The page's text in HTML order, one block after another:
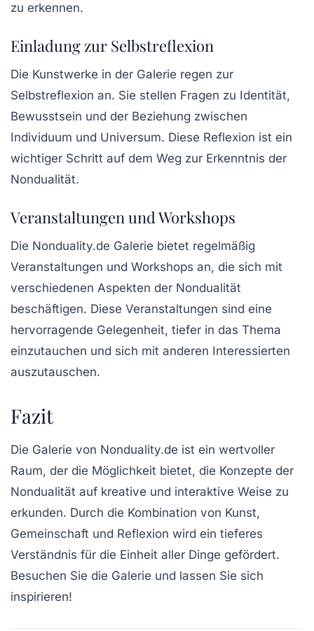
zu erkennen.
Einladung zur Selbstreflexion
Die Kunstwerke in der Galerie regen zur
Selbstreflexion an. Sie stellen Fragen zu Identität,
Bewusstsein und der Beziehung zwischen
Individuum und Universum. Diese Reflexion ist ein
wichtiger Schritt auf dem Weg zur Erkenntnis der
Nondualität.
Veranstaltungen und Workshops
Die Nonduality.de Galerie bietet regelmäßig
Veranstaltungen und Workshops an, die sich mit
verschiedenen Aspekten der Nondualität
beschäftigen. Diese Veranstaltungen sind eine
hervorragende Gelegenheit, tiefer in das Thema
einzutauchen und sich mit anderen Interessierten
auszutauschen.
Fazit
Die Galerie von Nonduality.de ist ein wertvoller
Raum, der die Möglichkeit bietet, die Konzepte der
Nondualität auf kreative und interaktive Weise zu
erkunden. Durch die Kombination von Kunst,
Gemeinschaft und Reflexion wird ein tieferes
Verständnis für die Einheit aller Dinge gefördert.
Besuchen Sie die Galerie und lassen Sie sich
inspirieren!